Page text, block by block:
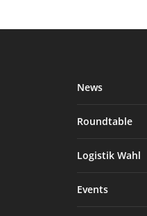
News
Roundtable
Logistik Wahl
Events